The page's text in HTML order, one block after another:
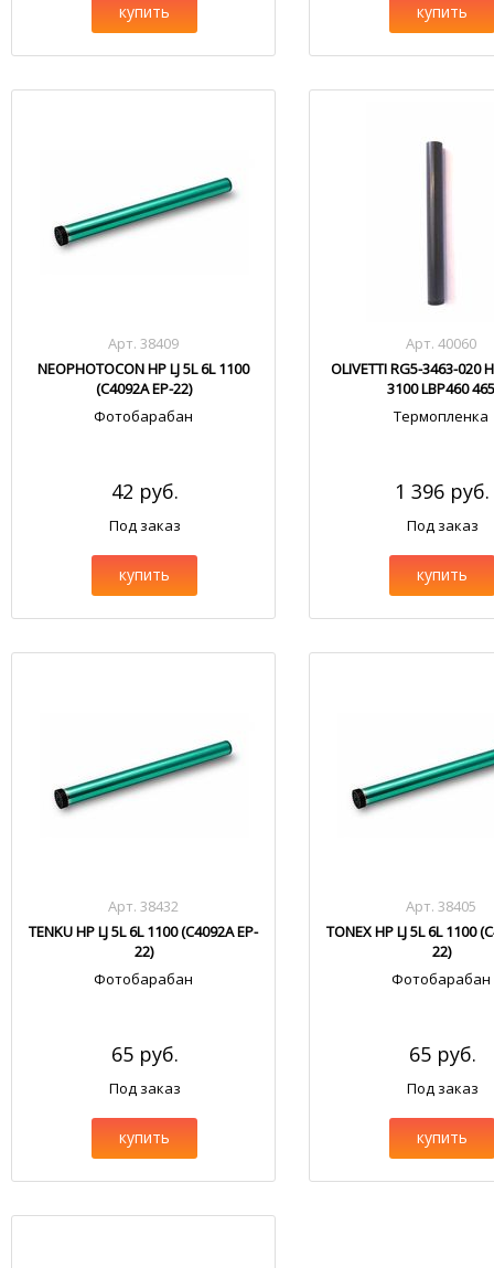
купить купить
Арт. 38409
NEOPHOTOCON HP LJ 5L 6L 1100
(C4092A EP-22)
Фотобарабан
42 руб.
Под заказ
купить
Арт. 40060
OLIVETTI RG5-3463-020
3100 LBP460
Термопленка
1 396 руб.
Под заказ
купить
Арт. 38432
TENKU HP LJ 5L 6L 1100 (C4092A EP-
22)
Фотобарабан
65 руб.
Под заказ
купить
Арт. 38405
TONEX HP LJ 5L 6L 1100
22)
Фотобарабан
65 руб.
Под заказ
купить